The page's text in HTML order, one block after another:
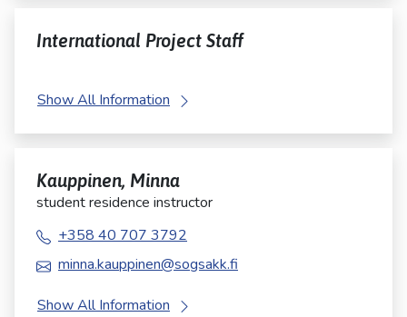
International Project Staff
Show All Information
Kauppinen, Minna
student residence instructor
+358 40 707 3792
minna.kauppinen@sogsakk.fi
Show All Information